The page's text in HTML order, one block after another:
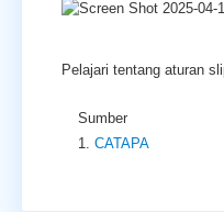
Pelajari tentang aturan
Sumber
CATAPA